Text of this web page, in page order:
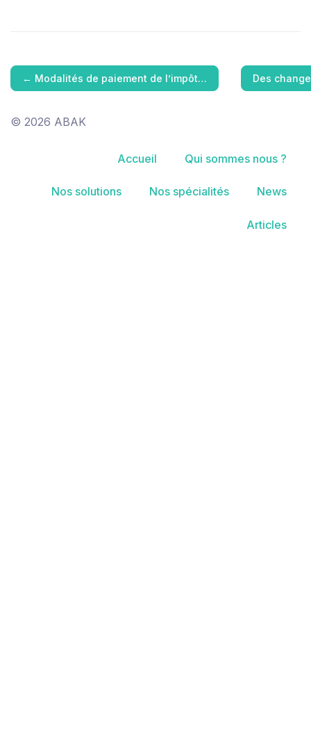
← Modalités de paiement de l’impôt… Des
© 2026 ABAK
Accueil Qui sommes nous ?
Nos solutions Nos spécialités News
Articles